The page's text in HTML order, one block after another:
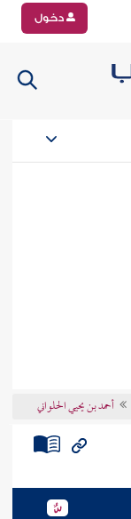
دخول
أحمد بن يحيي الحلواني